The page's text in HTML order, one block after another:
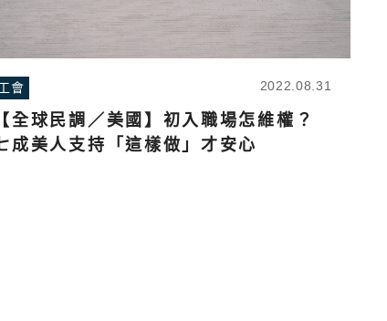
會 2022.08.31
【全球民調／美國】初入職場怎維權？
成美人支持「這樣做」才安心